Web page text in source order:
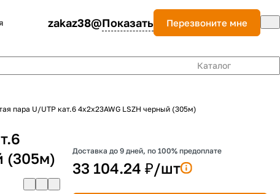
zakaz38@Показать Перезвоните мне
Каталог
пара U/UTP кат.6 4x2х23AWG LSZH черный (305м)
(305м)
Доставка до 9 дней, по 100% предоплате
33 104.24 ₽/шт